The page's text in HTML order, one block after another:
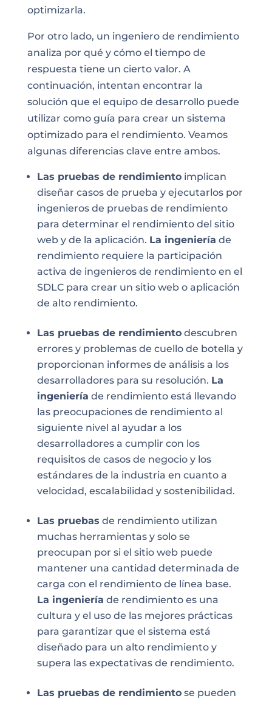
optimizarla.
Por otro lado, un ingeniero de rendimiento
analiza por qué y cómo el tiempo de
respuesta tiene un cierto valor. A
continuación, intentan encontrar la
solución que el equipo de desarrollo puede
utilizar como guía para crear un sistema
optimizado para el rendimiento. Veamos
algunas diferencias clave entre ambos.
Las pruebas de rendimientoimplican
diseñar casos de prueba y ejecutarlos por
ingenieros de pruebas de rendimiento
para determinar el rendimiento del sitio
web y de la aplicación. La ingeniería de
rendimiento requiere la participación
activa de ingenieros de rendimiento en el
SDLC para crear un sitio web o aplicación
de alto rendimiento.
Las pruebas de rendimientodescubren
errores y problemas de cuello de botella y
proporcionan informes de análisis a los
desarrolladores para su resolución. La
ingeniería de rendimiento está llevando
las preocupaciones de rendimiento al
siguiente nivel al ayudar a los
desarrolladores a cumplir con los
requisitos de casos de negocio y los
estándares de la industria en cuanto a
velocidad, escalabilidad y sostenibilidad.
Las pruebas de rendimiento utilizan
muchas herramientas y solo se
preocupan por si el sitio web puede
mantener una cantidad determinada de
carga con el rendimiento de línea base.
La ingeniería de rendimiento es una
cultura y el uso de las mejores prácticas
para garantizar que el sistema está
diseñado para un alto rendimiento y
supera las expectativas de rendimiento.
Las pruebas de rendimientose pueden